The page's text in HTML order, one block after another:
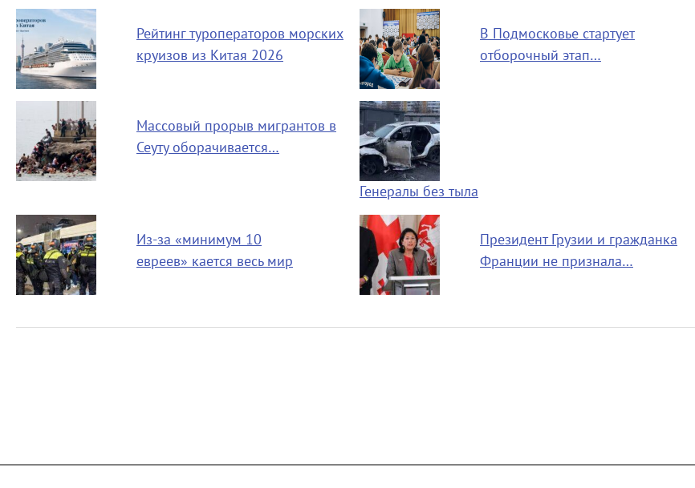
Рейтинг туроператоров морских
круизов из Китая 2026
В Подмосковье стартует
отборочный этап…
Массовый прорыв мигрантов в
Сеуту оборачивается…
Генералы без тыла
Из-за «минимум 10
евреев» кается весь мир
Президент Грузии и гражданка
Франции не признала…